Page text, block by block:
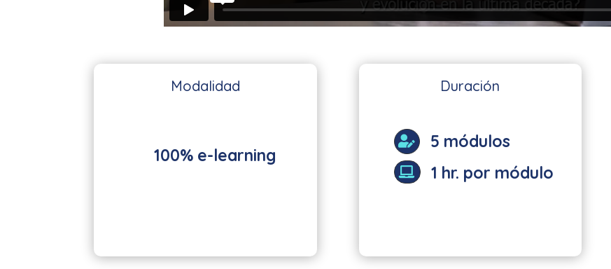
Modalidad
100% e-learning
Duración
 5 módulos
 1 hr. por módulo